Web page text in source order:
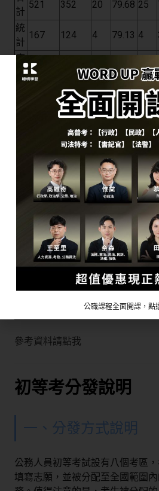
計
521 352 20 79.68 25
統
計
167 124 4 79.13 4
廉
政
614 8
205 9 78.15 10
468 348 12 75.65 19
地
699 476 31 74.80 32
工
367 243 19 71.38 21
12,069 464 552
參考資料請點我
初等考分發說明
一、分發方式說明
公務人員初等考試設有八個考區
填寫志願，並被分配至全國範圍
公職課程全面開課，點